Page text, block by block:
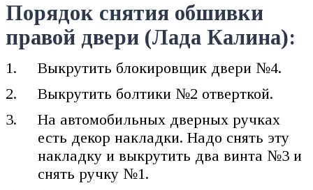
Порядок снятия обшивки
правой двери (Лада Калина):
Выкрутить блокировщик двери №4.
Выкрутить болтики №2 отверткой.
На автомобильных дверных ручках
есть декор накладки. Надо снять эту
накладку и выкрутить два винта №3 и
снять ручку №1.